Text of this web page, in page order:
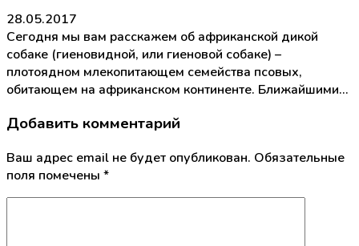
28.05.2017
Сегодня мы вам расскажем об африканской дикой
собаке (гиеновидной, или гиеновой собаке) –
плотоядном млекопитающем семейства псовых,
обитающем на африканском континенте. Ближайшими…
Добавить комментарий
Ваш адрес email не будет опубликован. Обязательные
поля помечены *